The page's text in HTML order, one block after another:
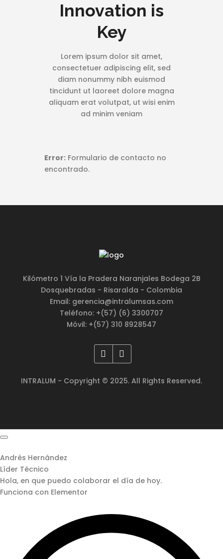
Innovation is
Key
Lorem ipsum dolor sit amet,
consectetuer adipiscing elit, sed
diam nonummy nibh euismod
tincidunt ut laoreet dolore magna
aliquam erat volutpat, ut wisi enim
ad minim veniam
Error: Formulario de contacto no
encontrado.
Kilómetro 1 Vía la Pradera Naranjales Bodega 2B
Dosquebradas - Risaralda - Colombia
Email: gerencia@intralumsas.com
Teléfono: +(57) (6) 3300707
Móvil: +(57) 310 8928547
INTRALUM - Copyright © 2025. All Rights Reserved.
Andrés Hernández
Líder Técnico
Hola, en que puedo colaborar el día de hoy.
Funciona con Elementor